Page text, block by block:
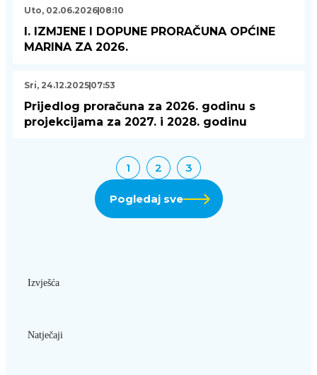
I. IZMJENE I DOPUNE PRORAČUNA OPĆINE
MARINA ZA 2026.
Uto, 02.06.2026 08:10
Prijedlog proračuna za 2026. godinu s
projekcijama za 2027. i 2028. godinu
Sri, 24.12.2025 07:53
1 2 3
Pogledaj sve
Izvješća
Natječaji